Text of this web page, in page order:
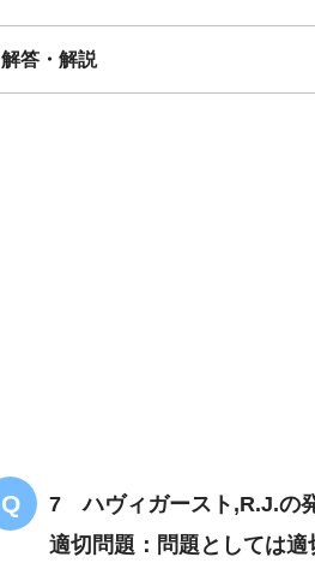
解答・解説
7 ハヴィガースト,R.J.の
適切問題：問題としては適